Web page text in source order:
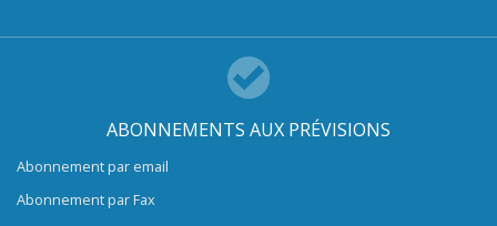
ABONNEMENTS AUX PRÉVISIONS
Abonnement par email
Abonnement par Fax